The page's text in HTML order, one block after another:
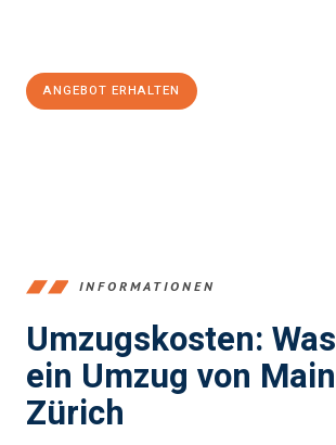
ANGEBOT ERHALTEN
INFORMATIONEN
Umzugskosten:
ein Umzug von
Zürich